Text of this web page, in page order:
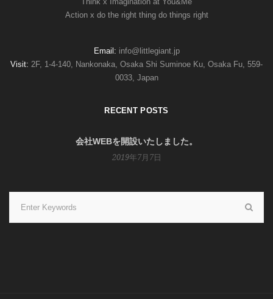
Action x do the right thing do things right
Email: info@littlegiant.jp
Visit: 2F, 1-4-140, Nankonaka, Osaka Shi Suminoe Ku, Osaka Fu, 559-
0033, Japan
RECENT POSTS
会社WEBを開設いたしました。
2019年7月7日